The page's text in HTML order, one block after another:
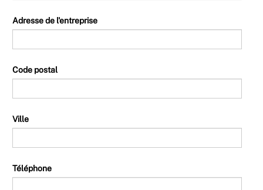
Adresse de l'entreprise
Code postal
Ville
Téléphone